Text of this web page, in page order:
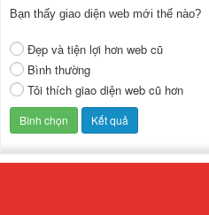
Bạn thấy giao diện web mới thế nào?
Đẹp và tiện lợi hơn web cũ
Bình thường
Tôi thích giao diện web cũ hơn